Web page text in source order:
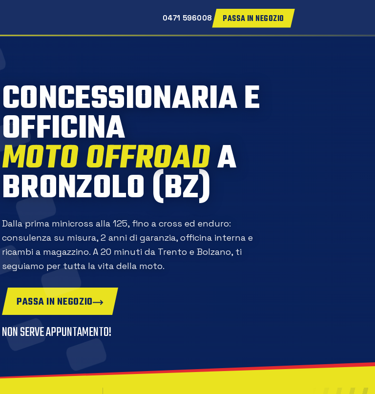
0471 596008 PASSA IN NEGOZIO
CONCESSIONARIA E
OFFICINA
MOTO OFFROADA
BRONZOLO (BZ)
Dalla prima minicross alla 125, fino a cross ed enduro:
consulenza su misura, 2 anni di garanzia, officina interna e
ricambi a magazzino. A 20 minuti da Trento e Bolzano, ti
seguiamo per tutta la vita della moto.
PASSA IN NEGOZIO
NON SERVE APPUNTAMENTO!